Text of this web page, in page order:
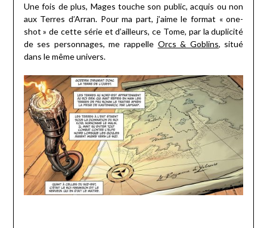
Une fois de plus, Mages touche son public, acquis ou non
aux Terres d’Arran. Pour ma part, j’aime le format « one-
shot » de cette série et d’ailleurs, ce Tome, par la duplicité
de ses personnages, me rappelle Orcs & Goblins, situé
dans le même univers.